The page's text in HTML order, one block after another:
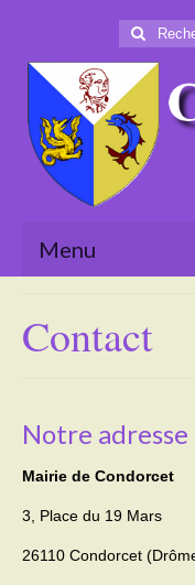
:
Menu
La Mairie
Tourisme
Contact
Notre adresse
Mairie de Condorcet
3, Place du 19 Mars
26110 Condorcet